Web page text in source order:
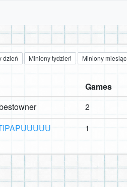
dzień Miniony tydzień Miniony miesiąc
Games
2
1